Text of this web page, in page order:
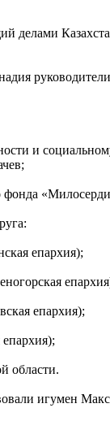
делами
руководители
и
фонда
епархия);
епархия);
области.
игумен